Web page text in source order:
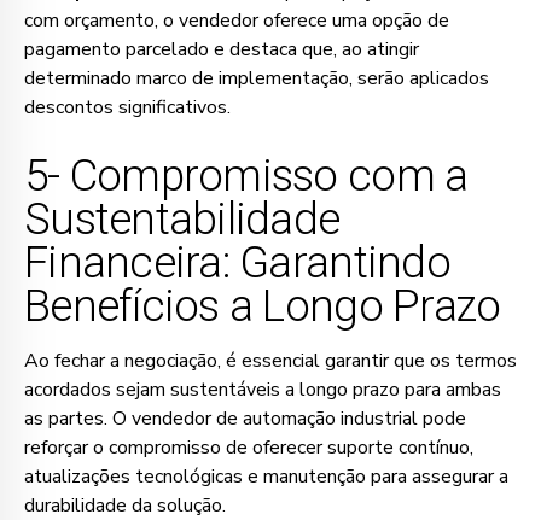
com orçamento, o vendedor oferece uma opção de
pagamento parcelado e destaca que, ao atingir
determinado marco de implementação, serão aplicados
descontos significativos.
5- Compromisso com a
Sustentabilidade
Financeira: Garantindo
Benefícios a Longo Prazo
Ao fechar a negociação, é essencial garantir que os termos
acordados sejam sustentáveis a longo prazo para ambas
as partes. O vendedor de automação industrial pode
reforçar o compromisso de oferecer suporte contínuo,
atualizações tecnológicas e manutenção para assegurar a
durabilidade da solução.